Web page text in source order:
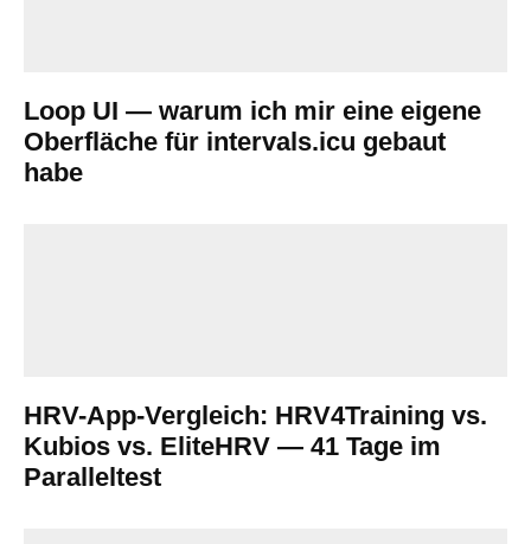
Loop UI — warum ich mir eine eigene
Oberfläche für intervals.icu gebaut
habe
HRV-App-Vergleich: HRV4Training vs.
Kubios vs. EliteHRV — 41 Tage im
Paralleltest